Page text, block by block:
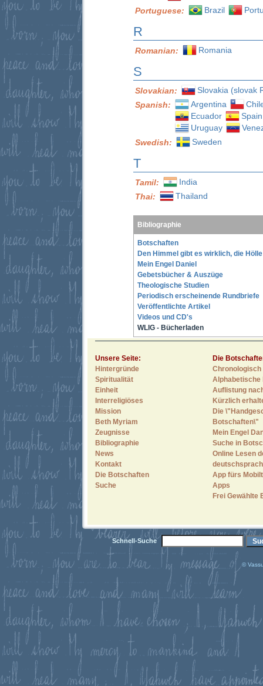
Portuguese:
Brazil
R
Romanian: Romania
S
Slovakian:
Slovakia (slovak
Spanish:
Argentina
Ecuador
Spain
Uruguay
Swedish:
Sweden
T
Tamil:
India
Thai:
Thailand
Bibliographie
Botschaften
Den Himmel gibt es wirklich, die
Mein Engel Daniel
Gebetsbücher & Auszüge
Theologische Studien
Periodisch erscheinende Rundbriefe
Veröffentlichte Artikel
Videos und CD's
WLIG - Bücherladen
Unsere Seite:
Hintergründe
Spiritualität
Einheit
Interreligiöses
Mission
Beth Myriam
Zeugnisse
Bibliographie
News
Kontakt
Die Botschaften
Suche
Die
Alphabetische
Auflistung
Kürzlich
Die
Botschaften\"
Mein Engel
Suche in
Online Lesen
App fürs
Apps
Frei Gewählte
Schnell-Suche
©